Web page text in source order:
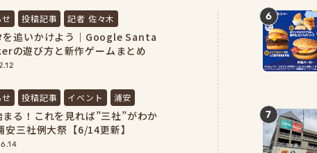
せ 投稿記事 記者 佐々木
を追いかけよう｜Google Santa
の遊び方と新作ゲームまとめ
新】
せ 投稿記事 イベント 浦安
まる！これを見れば”三社”がわか
安三社例大祭【6/14更新】
6
7